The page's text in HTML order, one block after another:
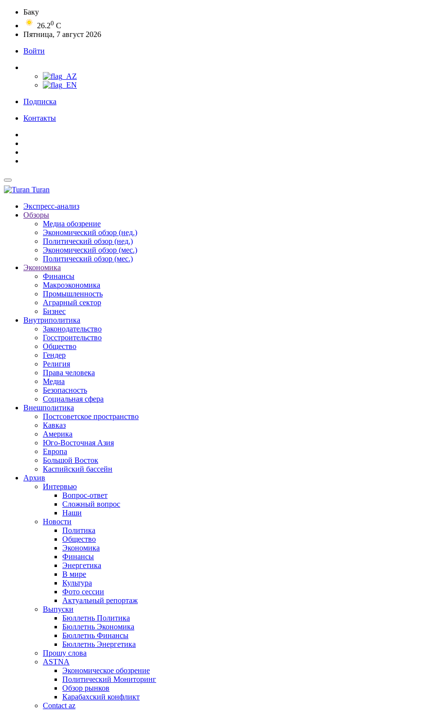
Баку
26.20 C
Пятница, 7 август 2026
Войти
Подписка
Контакты
Turan
Экспресс-анализ
Обзоры
Медиа обозрение
Экономический обзор (нед.)
Политический обзор (нед.)
Экономический обзор (мес.)
Политический обзор (мес.)
Экономика
Финансы
Макроэкономика
Промышленность
Аграрный сектор
Бизнес
Внутриполитика
Законодательство
Госстроительство
Общество
Гендер
Религия
Права человека
Медиа
Безопасность
Социальная сфера
Внешполитика
Постсоветское пространство
Кавказ
Америка
Юго-Восточная Азия
Европа
Большой Восток
Каспийский бассейн
Архив
Интервью
Вопрос-ответ
Сложный вопрос
Наши
Новости
Политика
Общество
Экономика
Финансы
Энергетика
В мире
Культура
Фото сессии
Актуальный репортаж
Выпуски
Бюллетнь Политика
Бюллетнь Экономика
Бюллетнь Финансы
Бюллетнь Энергетика
Прошу слова
ASTNA
Экономическое обозрение
Политический Мониторинг
Обзор рынков
Карабахский конфликт
Contact az